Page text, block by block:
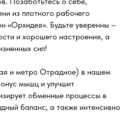
из плотного рабочего
«Орхидея». Будьте уверенны –
и хорошего настроения, а
сил!
и метро Отрадное) в нашем
мышц и улучшит
обменные процессы в
баланс, а также интенсивно